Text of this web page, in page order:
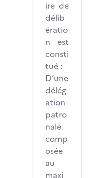
ire de
délib
ératio
n est
consti
tué :
D’une
délég
ation
patro
nale
comp
osée
au
maxi